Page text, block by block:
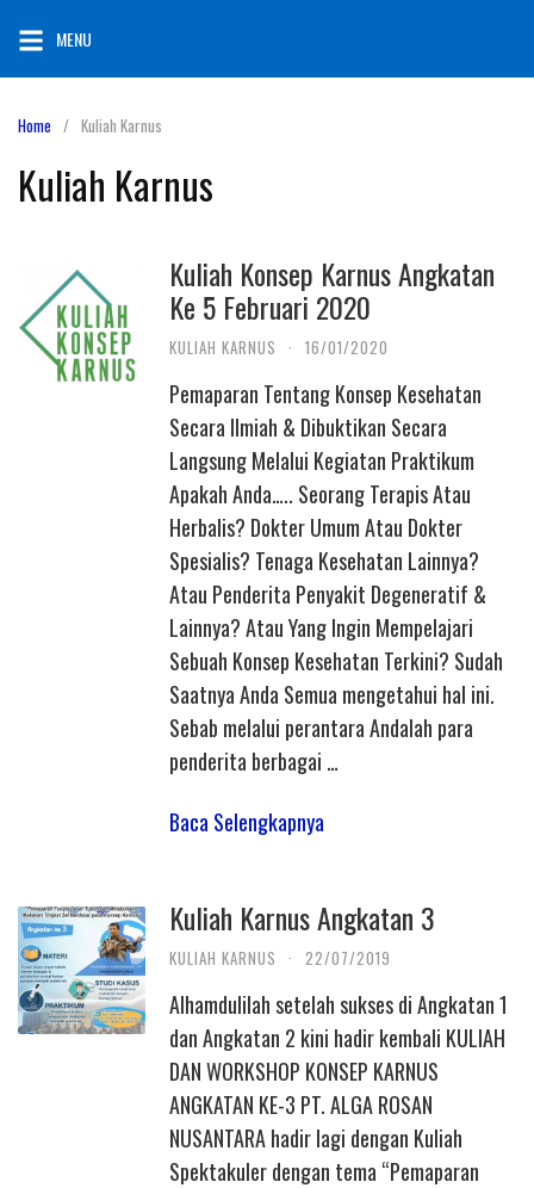
i
MENU
Home Kuliah Karnus
Kuliah Karnus
Kuliah Konsep Karnus Angkatan
Ke 5 Februari 2020
KULIAH KARNUS · 16/01/2020
Pemaparan Tentang Konsep Kesehatan
Secara Ilmiah & Dibuktikan Secara
Langsung Melalui Kegiatan Praktikum
Apakah Anda….. Seorang Terapis Atau
Herbalis? Dokter Umum Atau Dokter
Spesialis? Tenaga Kesehatan Lainnya?
Atau Penderita Penyakit Degeneratif &
Lainnya? Atau Yang Ingin Mempelajari
Sebuah Konsep Kesehatan Terkini? Sudah
Saatnya Anda Semua mengetahui hal ini.
Sebab melalui perantara Andalah para
penderita berbagai …
Baca Selengkapnya
Kuliah Karnus Angkatan 3
KULIAH KARNUS · 22/07/2019
Alhamdulilah setelah sukses di Angkatan 1
dan Angkatan 2 kini hadir kembali KULIAH
DAN WORKSHOP KONSEP KARNUS
ANGKATAN KE-3 PT. ALGA ROSAN
NUSANTARA hadir lagi dengan Kuliah
Spektakuler dengan tema “Pemaparan